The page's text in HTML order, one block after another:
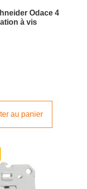
Odace 4
à vis
au panier